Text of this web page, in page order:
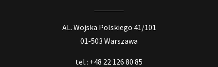
AL. Wojska Polskiego 41/101
01-503 Warszawa
tel.: +48 22 126 80 85